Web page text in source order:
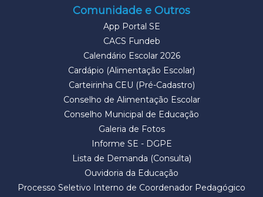
Comunidade e Outros
App Portal SE
CACS Fundeb
Calendário Escolar 2026
Cardápio (Alimentação Escolar)
Carteirinha CEU (Pré-Cadastro)
Conselho de Alimentação Escolar
Conselho Municipal de Educação
Galeria de Fotos
Informe SE - DGPE
Lista de Demanda (Consulta)
Ouvidoria da Educação
Processo Seletivo Interno de Coordenador Pedagógico